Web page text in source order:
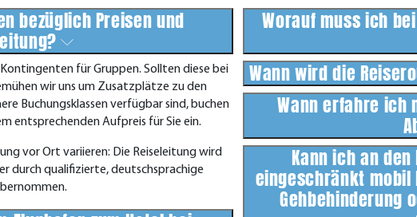
bezüglich Preisen und
für Gruppen. Sollten diese bei
wir uns um Zusatzplätze zu den
Buchungsklassen verfügbar sind, buchen
entsprechenden Aufpreis für Sie ein.
vor Ort variieren: Die Reiseleitung wird
durch qualifizierte, deutschsprachige
Worauf muss ich
Wann wird die
Wann erfahre ich
Kann ich an
eingeschränkt mobil
Gehbehinderung